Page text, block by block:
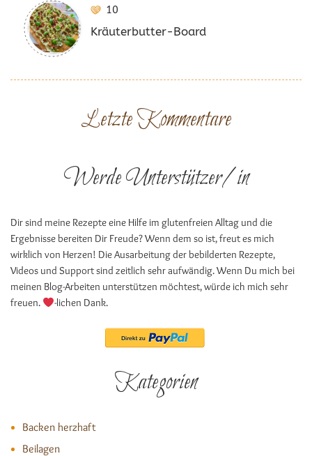
10
Kräuterbutter-Board
Letzte Kommentare
Werde Unterstützer/in
Dir sind meine Rezepte eine Hilfe im glutenfreien Alltag und die
Ergebnisse bereiten Dir Freude? Wenn dem so ist, freut es mich
wirklich von Herzen! Die Ausarbeitung der bebilderten Rezepte,
Videos und Support sind zeitlich sehr aufwändig. Wenn Du mich bei
meinen Blog-Arbeiten unterstützen möchtest, würde ich mich sehr
freuen.
-lichen Dank.
Kategorien
Backen herzhaft
Beilagen